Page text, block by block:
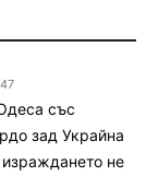
със
зад Украйна
не